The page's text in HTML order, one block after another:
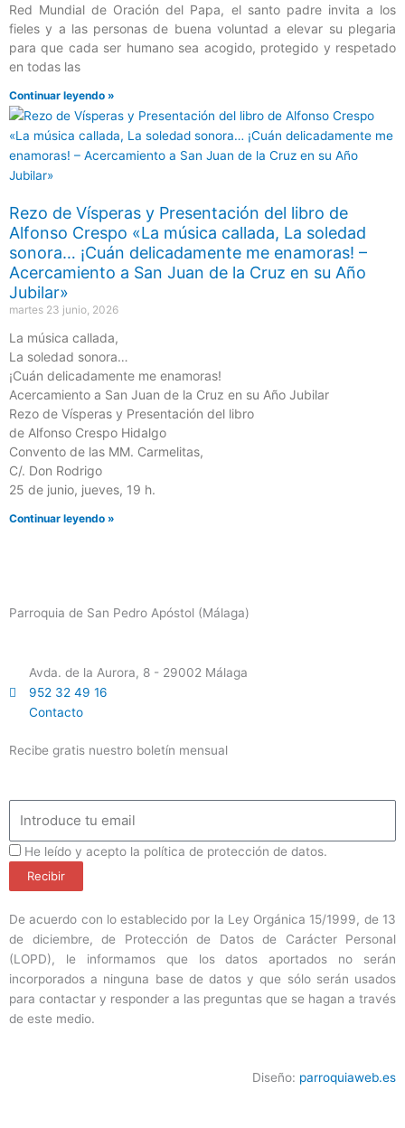
Red Mundial de Oración del Papa, el santo padre invita a los
fieles y a las personas de buena voluntad a elevar su plegaria
para que cada ser humano sea acogido, protegido y respetado
en todas las
Continuar leyendo »
Rezo de Vísperas y Presentación del libro de
Alfonso Crespo «La música callada, La soledad
sonora… ¡Cuán delicadamente me enamoras! –
Acercamiento a San Juan de la Cruz en su Año
Jubilar»
martes 23 junio, 2026
La música callada,
La soledad sonora…
¡Cuán delicadamente me enamoras!
Acercamiento a San Juan de la Cruz en su Año Jubilar
Rezo de Vísperas y Presentación del libro
de Alfonso Crespo Hidalgo
Convento de las MM. Carmelitas,
C/. Don Rodrigo
25 de junio, jueves, 19 h.
Continuar leyendo »
Parroquia de San Pedro Apóstol (Málaga)
Avda. de la Aurora, 8 - 29002 Málaga
952 32 49 16
Contacto
Recibe gratis nuestro boletín mensual
ProteccionDatos
He leído y acepto la política de protección de datos.
Recibir
De acuerdo con lo establecido por la Ley Orgánica 15/1999, de 13
de diciembre, de Protección de Datos de Carácter Personal
(LOPD), le informamos que los datos aportados no serán
incorporados a ninguna base de datos y que sólo serán usados
para contactar y responder a las preguntas que se hagan a través
de este medio.
Diseño: parroquiaweb.es